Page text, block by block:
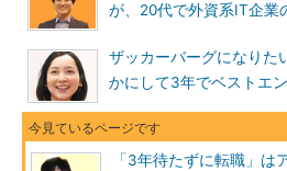
が、20代で外資系IT企業
ザッカーバーグになり
かにして3年でベストエ
「3年待たずに転職」